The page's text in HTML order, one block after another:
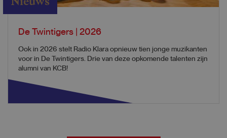
De Twintigers | 2026
Ook in 2026 stelt Radio Klara opnieuw tien jonge muzikanten
voor in De Twintigers. Drie van deze opkomende talenten zijn
alumni van KCB!